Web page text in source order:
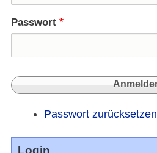
Passwort
Passwort zurücksetzen
Login